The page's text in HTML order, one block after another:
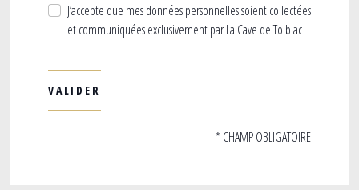
J’accepte que mes données personnelles soient collectées
et communiquées exclusivement par La Cave de Tolbiac
* CHAMP OBLIGATOIRE